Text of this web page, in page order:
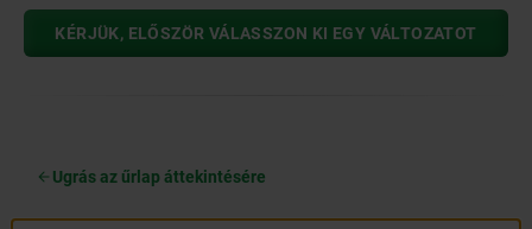
KÉRJÜK, ELŐSZÖR VÁLASSZON KI EGY VÁLTOZATOT
Ugrás az űrlap áttekintésére